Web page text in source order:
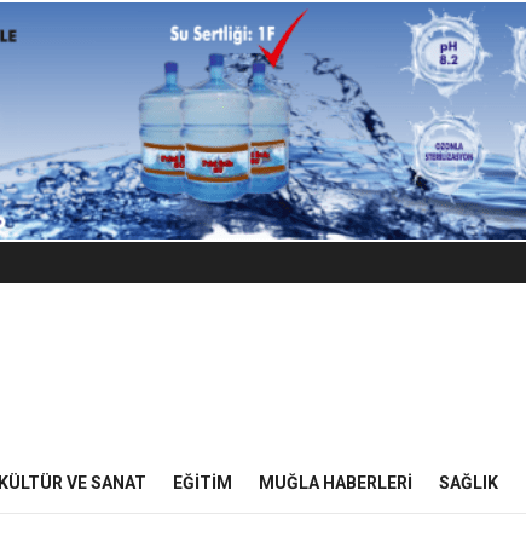
KÜLTÜR VE SANAT EĞITIM MUĞLA HABERLERI SAĞLIK